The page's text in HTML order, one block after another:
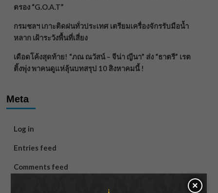
ตรอง “G.O.A.T”
กรมชลฯ เกาะติดฝนทั่วประเทศ เตรียมเครื่องจักรรับมือน้ำ
หลาก เฝ้าระวังพื้นที่เสี่ยง
เดือดโค้งสุดท้าย! “ภณ ณวัสน์ – จีน่า ญีนา” ส่ง “ธาตรี” เรต
ติ้งพุ่ง พาคนดูแห่ลุ้นบทสรุป 10 สิงหาคมนี้ !
Meta
Log in
Entries feed
Comments feed
×